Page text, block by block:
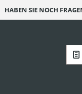
HABEN SIE NOCH